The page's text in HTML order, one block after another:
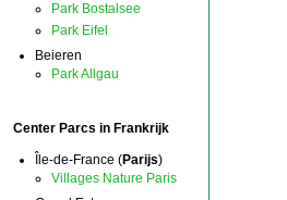
Park Bostalsee
Park Eifel
Beieren
Park Allgau
Center Parcs in Frankrijk
Île-de-France (Parijs)
Villages Nature Paris